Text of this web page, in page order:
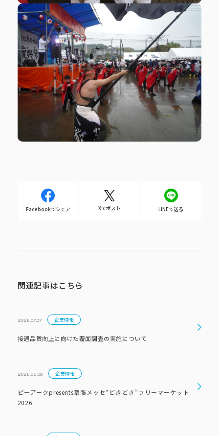
Facebookでシェア Xでポスト LINEで送る
関連記事はこちら
2026.07.07 企業情報
接遇品質向上に向けた覆面調査の実施について
2026.05.08 企業情報
ピーアークpresents幕張メッセ“どきどき”フリーマーケット
2026